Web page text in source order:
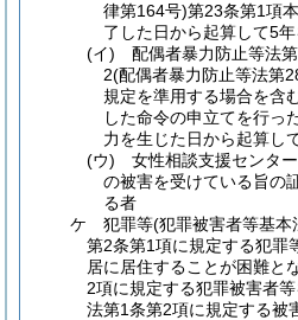
律第164号)第23条第1項
了した日から起算して5
(イ)
配偶者暴力防止等法
2(配偶者暴力防止等法第
規定を準用する場合を含
した命令の申立てを行っ
力を生じた日から起算し
(ウ)
女性相談支援センタ
の被害を受けている旨の
る者
ケ
犯罪等(犯罪被害者等基本
第2条第1項に規定する犯罪
居に居住することが困難と
2項に規定する犯罪被害者
法第1条第2項に規定する被